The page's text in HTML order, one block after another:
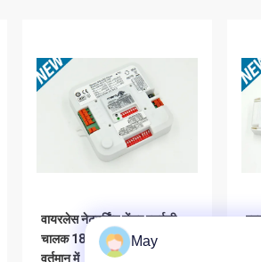
वायरलेस नेटवर्किंग सेंसर एलईडी
चालक 18w मल्टी आउटपुट के साथ
वर्तमान में
May